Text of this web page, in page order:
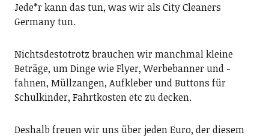
Jede*r kann das tun, was wir als City Cleaners
Germany tun.
Nichtsdestotrotz brauchen wir manchmal kleine
Beträge, um Dinge wie Flyer, Werbebanner und -
fahnen, Müllzangen, Aufkleber und Buttons für
Schulkinder, Fahrtkosten etc zu decken.
Deshalb freuen wir uns über jeden Euro, der diesem